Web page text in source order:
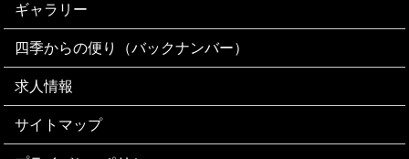
ギャラリー
四季からの便り（バックナンバー）
求人情報
サイトマップ